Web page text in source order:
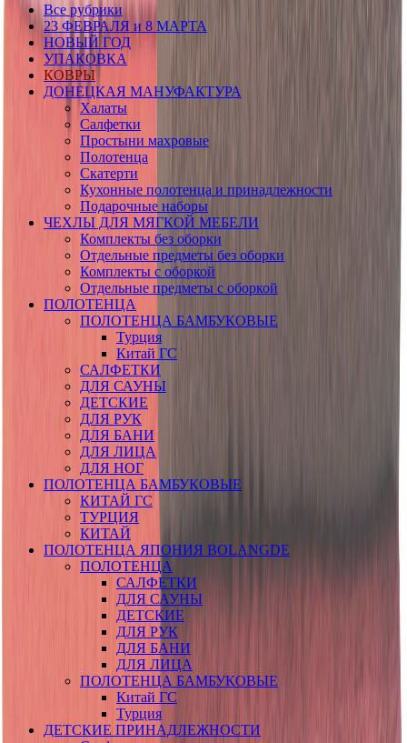
Все рубрики
23 ФЕВРАЛЯ и 8 МАРТА
НОВЫЙ ГОД
УПАКОВКА
КОВРЫ
ДОНЕЦКАЯ МАНУФАКТУРА
Халаты
Салфетки
Простыни махровые
Полотенца
Скатерти
Кухонные полотенца и принадлежности
Подарочные наборы
ЧЕХЛЫ ДЛЯ МЯГКОЙ МЕБЕЛИ
Комплекты без оборки
Отдельные предметы без оборки
Комплекты с оборкой
Отдельные предметы с оборкой
ПОЛОТЕНЦА
ПОЛОТЕНЦА БАМБУКОВЫЕ
Турция
Китай ГС
САЛФЕТКИ
ДЛЯ САУНЫ
ДЕТСКИЕ
ДЛЯ РУК
ДЛЯ БАНИ
ДЛЯ ЛИЦА
ДЛЯ НОГ
ПОЛОТЕНЦА БАМБУКОВЫЕ
КИТАЙ ГС
ТУРЦИЯ
КИТАЙ
ПОЛОТЕНЦА ЯПОНИЯ BOLANGDE
ПОЛОТЕНЦА
САЛФЕТКИ
ДЛЯ САУНЫ
ДЕТСКИЕ
ДЛЯ РУК
ДЛЯ БАНИ
ДЛЯ ЛИЦА
ПОЛОТЕНЦА БАМБУКОВЫЕ
Китай ГС
Турция
ДЕТСКИЕ ПРИНАДЛЕЖНОСТИ